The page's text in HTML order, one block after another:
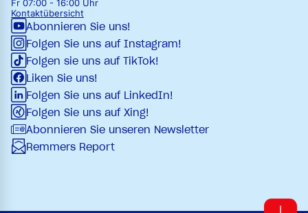
Fr 07:00 - 16:00 Uhr
Kontaktübersicht
Abonnieren Sie uns!
Folgen Sie uns auf Instagram!
Folgen sie uns auf TikTok!
Liken Sie uns!
Folgen Sie uns auf LinkedIn!
Folgen Sie uns auf Xing!
Abonnieren Sie unseren Newsletter
Remmers Report